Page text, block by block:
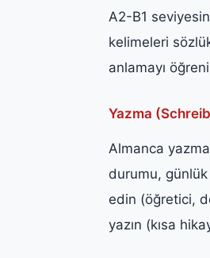
A2-B1
kelimeleri
anlamayı
Yazma
Almanca
durumu, günlük
edin (öğretici,
yazın (kısa